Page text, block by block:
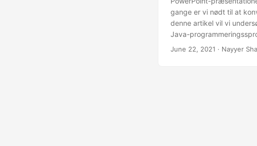
gange er vi nødt til at
denne artikel vil vi
Java-
opgave effektivt,
June 22, 2021 · Nayyer